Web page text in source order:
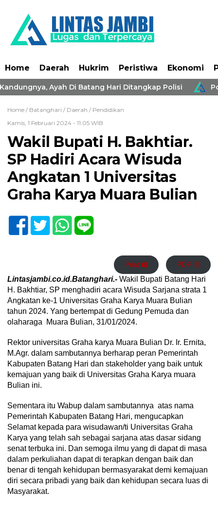
Home Daerah Hukrim Peristiwa Ekonomi
Ayah Di Batang Hari Ditangkap Polisi
Home / Batanghari / Daerah / Pendidikan
Kamis, 1 Februari 2024 - 11:05 WIB
Wakil Bupati H. Bakhtiar.
SP Hadiri Acara Wisuda
Angkatan 1 Universitas
Graha Karya Muara Bulian
Print 🖨 PDF 📄
Lintasjambi.co.id.Batanghari.- Wakil Bupati Batang Hari
H. Bakhtiar, SP menghadiri acara Wisuda Sarjana strata 1
Angkatan ke-1 Universitas Graha Karya Muara Bulian
tahun 2024. Yang bertempat di Gedung Pemuda dan
olaharaga Muara Bulian, 31/01/2024.
Rektor universitas Graha karya Muara Bulian Dr. Ir. Ernita,
M.Agr. dalam sambutannya berharap peran Pemerintah
Kabupaten Batang Hari dan stakeholder yang baik untuk
kemajuan yang baik di Universitas Graha Karya muara
Bulian ini.
Sementara itu Wabup dalam sambutannya atas nama
Pemerintah Kabupaten Batang Hari, mengucapkan
Selamat kepada para wisudawan/ti Universitas Graha
Karya yang telah sah sebagai sarjana atas dasar sidang
senat terbuka ini. Dan semoga ilmu yang di dapat di masa
dalam perkuliahan dapat di terapkan dengan baik dan
benar di tengah kehidupan bermasyarakat demi kemajuan
diri secara pribadi yang baik dan kehidupan secara luas di
Masyarakat.